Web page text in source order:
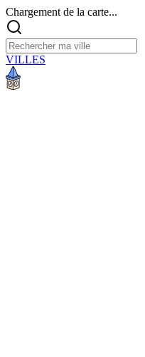
Chargement de la carte...
VILLES